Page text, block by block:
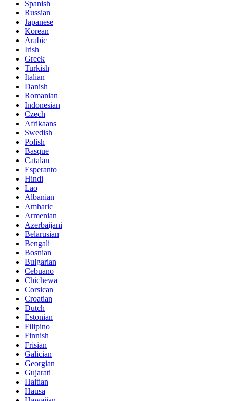
Spanish
Russian
Japanese
Korean
Arabic
Irish
Greek
Turkish
Italian
Danish
Romanian
Indonesian
Czech
Afrikaans
Swedish
Polish
Basque
Catalan
Esperanto
Hindi
Lao
Albanian
Amharic
Armenian
Azerbaijani
Belarusian
Bengali
Bosnian
Bulgarian
Cebuano
Chichewa
Corsican
Croatian
Dutch
Estonian
Filipino
Finnish
Frisian
Galician
Georgian
Gujarati
Haitian
Hausa